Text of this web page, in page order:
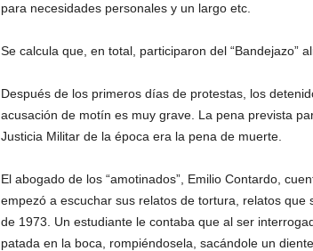
para necesidades personales y un largo etc.
Se calcula que, en total, participaron del “Bandejazo”
Después de los primeros días de protestas, los
acusación de motín es muy grave. La pena prevista
Justicia Militar de la época era la pena de muerte.
El abogado de los “amotinados”, Emilio Contardo,
empezó a escuchar sus relatos de tortura, relatos
de 1973. Un estudiante le contaba que al ser
patada en la boca, rompiéndosela, sacándole un